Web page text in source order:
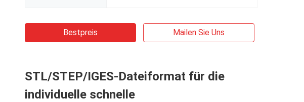
Bestpreis Mailen Sie Uns
STL/STEP/IGES-Dateiformat für die
individuelle schnelle